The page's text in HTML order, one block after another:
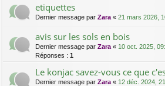
etiquettes
Dernier message par Zara « 21 mars 2026,
avis sur les sols en bois
Dernier message par Zara « 10 oct. 2025,
Réponses : 1
Le konjac savez-vous ce que
Dernier message par Zara « 12 déc. 2024,